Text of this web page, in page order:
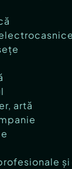
artă
și